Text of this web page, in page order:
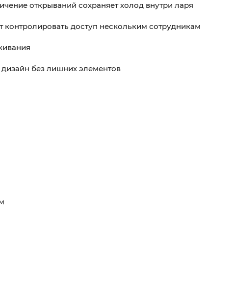
открываний сохраняет холод внутри ларя
доступ нескольким сотрудникам
без лишних элементов